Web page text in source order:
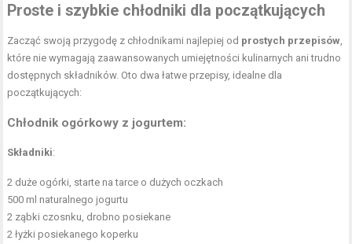
Proste i szybkie chłodniki dla początkujących
Zacząć swoją przygodę z chłodnikami najlepiej od prostych przepisów
które nie wymagają zaawansowanych umiejętności kulinarnych ani trudno
dostępnych składników. Oto dwa łatwe przepisy, idealne dla
początkujących:
Chłodnik ogórkowy z jogurtem:
Składniki:
2 duże ogórki, starte na tarce o dużych oczkach
500 ml naturalnego jogurtu
2 ząbki czosnku, drobno posiekane
2 łyżki posiekanego koperku